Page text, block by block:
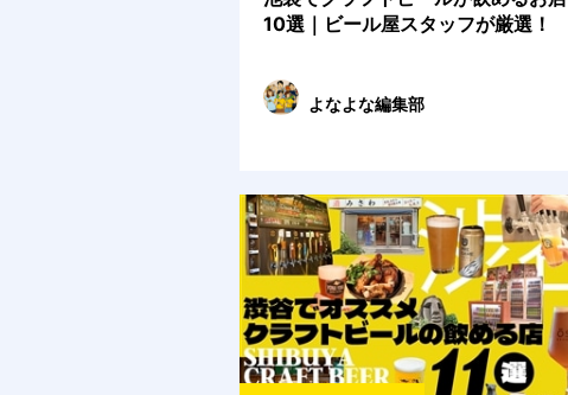
10選｜ビール屋スタッフが厳選！
よなよな編集部